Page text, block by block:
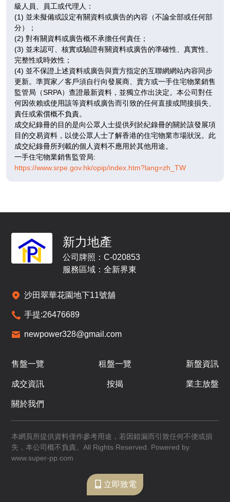
8 /
F
9 /
F
/
/
15
F
A
3房(1套)
$1,340.1萬
已售
3房(1套)
$1,496.9萬
A
641呎
3房(1套)
$1,397.2萬
已售
B
696呎
$1,500.6萬
已售
C
518呎
即將發售
A
641呎
已售 已售
518呎
即將發售
A
641呎
3房(1套)
$1,404.2萬
已售
696呎
3房(1套)
$1,508.1萬
已售
3房(1套)
3房(1套)
已售 即將發售
641呎
3房(1套)
$1,356.9萬
已售
B
$1,515.7萬
已售 即將發售
A
696呎
3房(1套)
$1,519.5萬
級人員、員工或代理人：
(1) 並未擬備或設定有關資料或廣告的內容（不論全部或任何部
分）；
(2) 對有關資料或廣告概不承擔任何責任；
(3) 並未認可、核實或驗證有關資料或廣告的準確性、真實性、
完整性或時效性；
(4) 並不保證上述資料或廣告與賣方指定的互聯網網站內容同步
更新。準買家／客戶須自行向發展商、賣方或一手住宅物業銷售
監管局（SRPA）查證最新資料，並獨立作出決定。本公司對任
何因依賴或使用該等資料或廣告而引致的任何直接或間接損失、
責任或索償概不負責。
成交紀錄冊的目的是向公眾人士提供列於紀錄冊的關於該發展項
目的交易資料，以使公眾人士了解香港的住宅物業市場狀況。此
成交紀錄冊所列載的個人資料不應用於其他用途。
一手住宅物業銷售監管局:
https://www.srpe.gov.hk/opip/index.htm?lang=zh_TW
新力地產
公司牌照：C-020853
服務區域：全新界東
沙田翠華花園地下11號舖
手提:26476689
newpower328@gmail.com
售盤一覽 租盤一覽 新盤資訊
成交資訊 按揭 業主放盤
關於我們
本網頁所提供資料僅作參考用途，若因錯漏而引致任何不便或損
失，本公司概不負責。All Rights Reserved. Powered by
www.super-pp.com
立即致電